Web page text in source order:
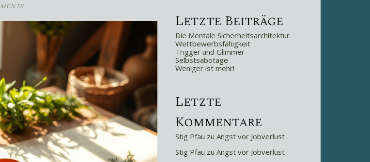
Letzte Beiträge
Die Mentale Sicherheitsarchitektur
Wettbewerbsfähigkeit
Trigger und Glimmer
Selbstsabotage
Weniger ist mehr!
Letzte
Kommentare
Stig Pfau zu Angst vor Jobverlust
Stig Pfau zu Angst vor Jobverlust